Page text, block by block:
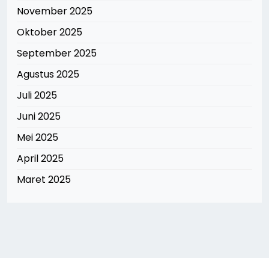
November 2025
Oktober 2025
September 2025
Agustus 2025
Juli 2025
Juni 2025
Mei 2025
April 2025
Maret 2025